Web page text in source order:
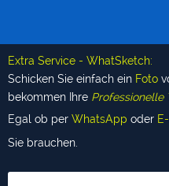
Extra Service - WhatSketch:
Schicken Sie einfach ein Foto
bekommen Ihre Professionelle
Egal ob per WhatsApp oder E-
Sie brauchen.